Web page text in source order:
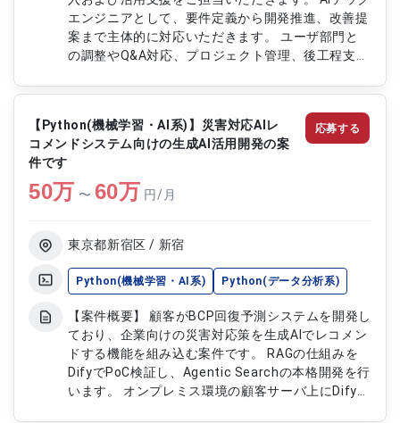
エンジニアとして、要件定義から開発推進、改善提
案まで主体的に対応いただきます。 ユーザ部門と
の調整やQ&A対応、プロジェクト管理、後工程支
す。 ユーザニーズに合わせた短サイクル開発を重
視し、提案資料や改善資料の作成支援も実施いただ
く案件です。 【作業内容】 ・生成AI導入に伴う要
件定義および開発推進 ・ユーザ部門との調整およ
応 ・後工程支援および環境整備対応 ・提案資料お
よび改善資料の作成支援
【Python(機械学習・AI系)】災害対応AIレ
コメンドシステム向けの生成AI活用開発の案
件です
50万 〜 60万 円/月
東京都新宿区 / 新宿
Python(機械学習・AI系) Python(データ分析系)
【案件概要】 顧客がBCP回復予測システムを開発し
ており、企業向けの災害対応策を生成AIでレコメン
ドする機能を組み込む案件です。 RAGの仕組みを
DifyでPoC検証し、Agentic Searchの本格開発を行
います。 オンプレミス環境の顧客サーバ上にDifyを
応募する